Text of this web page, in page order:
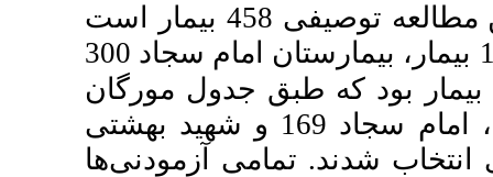
جامعه آماری این مطالعه توصیفی 458 بیمار است
که در بیمارستان شهید رجایی150 بیمار، بیمارستان امام سجاد 300
که طبق جدول مورگان
شهید رجایی 108، امام سجاد 169 و شهید بهشتی
آزمودنی‌ها